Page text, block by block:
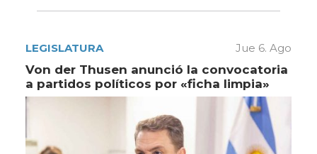
LEGISLATURA Jue 6. Ago
Von der Thusen anunció la convocatoria
a partidos políticos por «ficha limpia»